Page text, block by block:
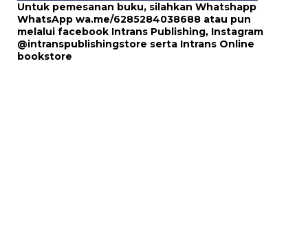
Untuk pemesanan buku, silahkan Whatshapp
WhatsApp wa.me/6285284038688 atau pun
melalui facebook Intrans Publishing, Instagram
@intranspublishingstore serta Intrans Online
bookstore